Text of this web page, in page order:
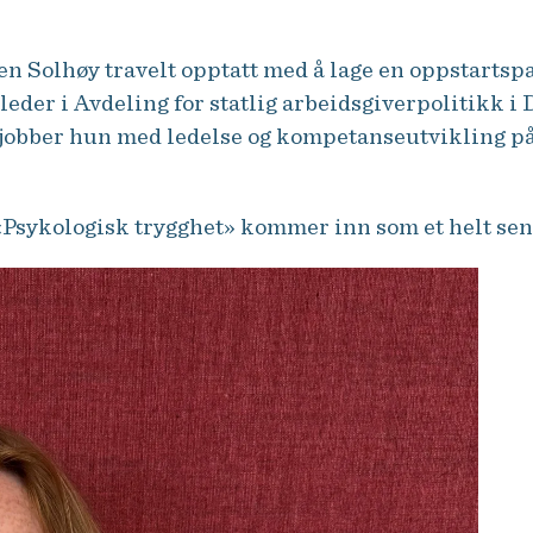
Solhøy travelt opptatt med å lage en
i Avdeling for statlig arbeidsgiverpolitikk i
hun med ledelse og kompetanseutvikling
trygghet» kommer inn som et helt